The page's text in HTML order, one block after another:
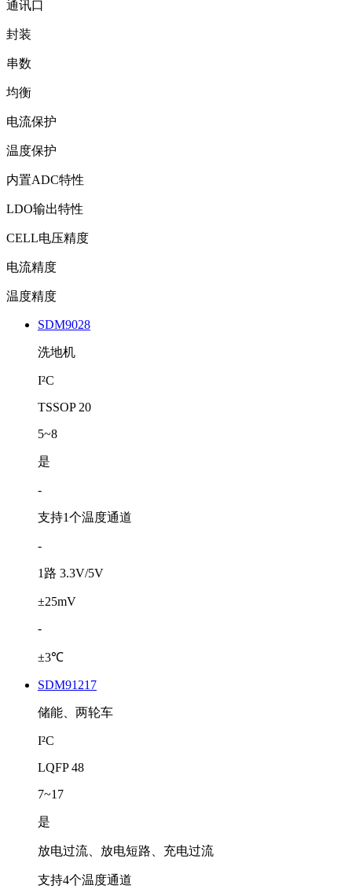
通讯口
封装
串数
均衡
电流保护
温度保护
内置ADC特性
LDO输出特性
CELL电压精度
电流精度
温度精度
SDM9028
洗地机
I²C
TSSOP 20
5~8
是
-
支持1个温度通道
-
1路 3.3V/5V
±25mV
-
±3℃
SDM91217
储能、两轮车
I²C
LQFP 48
7~17
是
放电过流、放电短路、充电过流
支持4个温度通道